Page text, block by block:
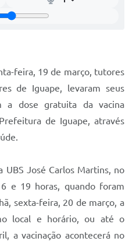
feira, 19 de março, tutores
de Iguape, levaram seus
a dose gratuita da vacina
de Iguape, através
UBS José Carlos Martins, no
e 19 horas, quando foram
sexta-feira, 20 de março, a
local e horário, ou até o
a vacinação acontecerá no